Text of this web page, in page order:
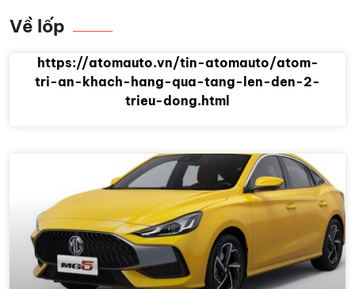
Về lốp
https://atomauto.vn/tin-atomauto/atom-
tri-an-khach-hang-qua-tang-len-den-2-
trieu-dong.html